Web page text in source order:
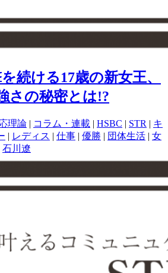
続ける17歳の新女王、
さの秘密とは!?
理論 | コラム・連載 | HSBC | STR | キ
| レディス | 仕事 | 優勝 | 団体生活 | 女
石川遼